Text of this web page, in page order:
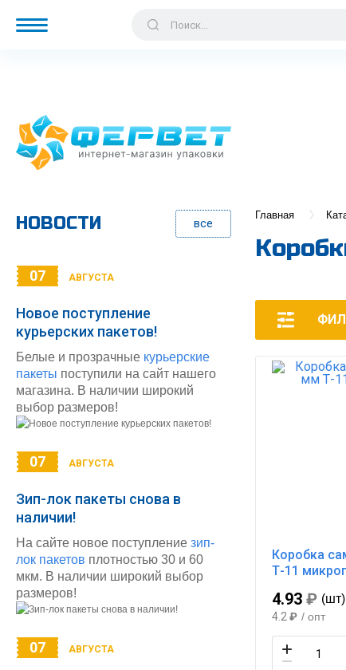
Главная
Коробка
Т-11
4.93 ₽ (шт)
4.2 ₽ / опт
НОВОСТИ все
07 АВГУСТА
Новое поступление
курьерских пакетов!
Белые и прозрачные курьерские
пакеты поступили на сайт нашего
магазина. В наличии широкий
выбор размеров!
07 АВГУСТА
Зип-лок пакеты снова в
наличии!
На сайте новое поступление зип-
лок пакетов плотностью 30 и 60
мкм. В наличии широкий выбор
размеров!
07 АВГУСТА